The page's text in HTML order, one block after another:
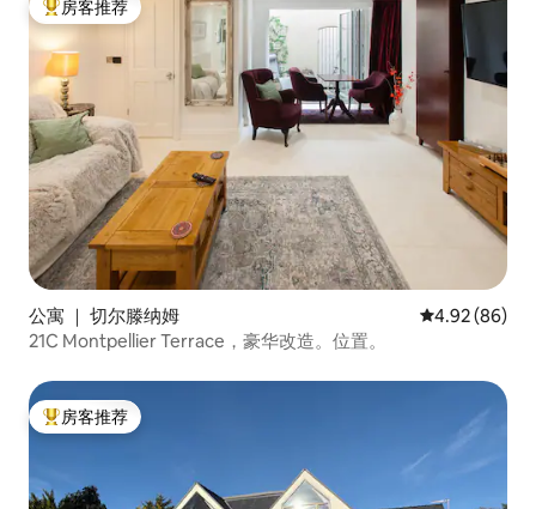
热门「房客推荐」
房客推荐
公寓 ｜ 切尔滕纳姆 平均评分 4.92
4.92 (86)
21C Montpellier Terrace，豪华改造。位置。
热门「房客推荐」
房客推荐